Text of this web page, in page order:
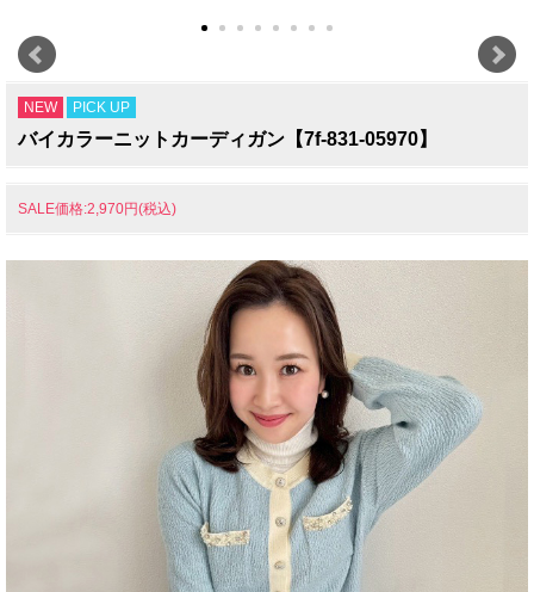
NEW PICK UP
バイカラーニットカーディガン【7f-831-05970】
SALE価格:2,970円(税込)